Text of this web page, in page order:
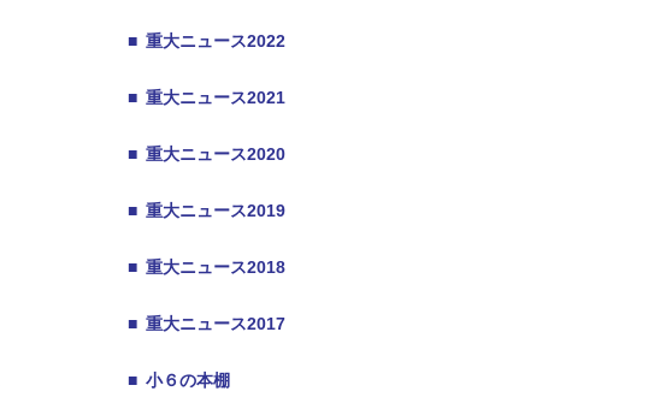
■ 重大ニュース2022
■ 重大ニュース2021
■ 重大ニュース2020
■ 重大ニュース2019
■ 重大ニュース2018
■ 重大ニュース2017
■ 小６の本棚